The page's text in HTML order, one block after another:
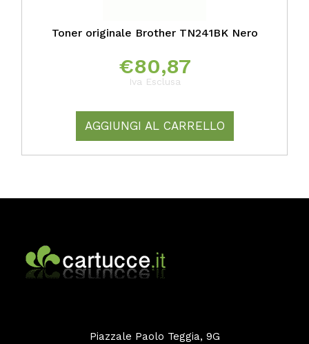
Toner originale Brother TN241BK Nero
€80,87
Iva Esclusa
AGGIUNGI AL CARRELLO
Piazzale Paolo Teggia, 9G